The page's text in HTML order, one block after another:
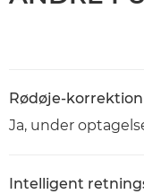
Rødøje-korrektion
Ja, under
Intelligent